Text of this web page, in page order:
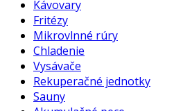
Kávovary
Fritézy
Mikrovlnné rúry
Chladenie
Vysávače
Rekuperačné jednotky
Sauny